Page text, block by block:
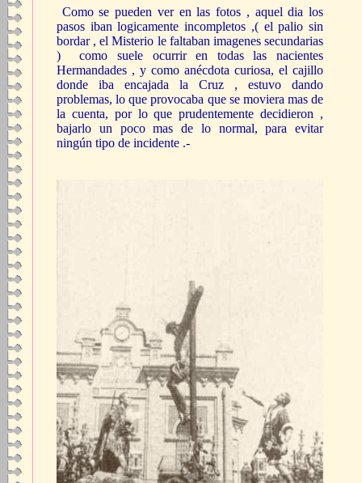
Como se pueden ver en las fotos , aquel dia los
pasos iban logicamente incompletos ,( el palio sin
bordar , el Misterio le faltaban imagenes secundarias
) como suele ocurrir en todas las nacientes
Hermandades , y como anécdota curiosa, el cajillo
donde iba encajada la Cruz , estuvo dando
problemas, lo que provocaba que se moviera mas de
la cuenta, por lo que prudentemente decidieron ,
bajarlo un poco mas de lo normal, para evitar
ningún tipo de incidente .-